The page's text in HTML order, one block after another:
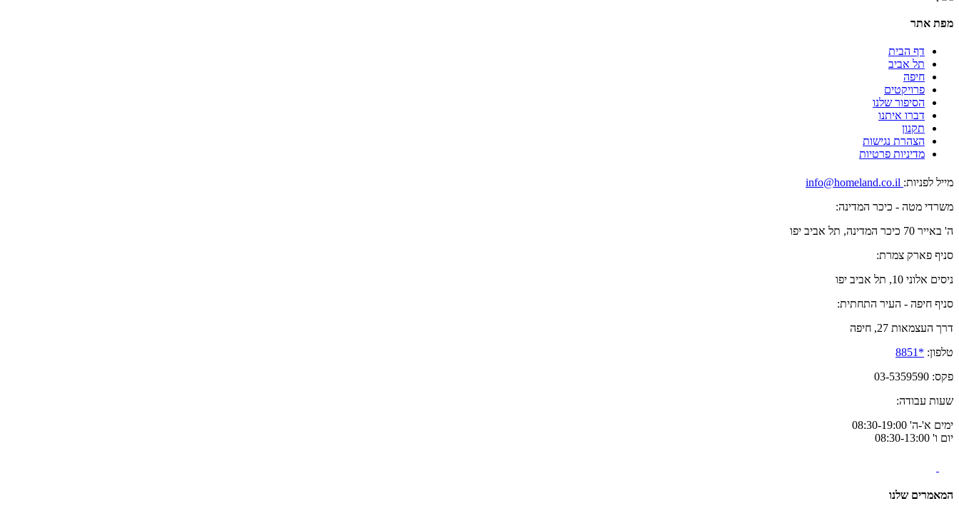
מפת אתר
דף הבית
תל אביב
חיפה
פרויקטים
הסיפור שלנו
דברו איתנו
תקנון
הצהרת נגישות
מדיניות פרטיות
מייל לפניות:
משרדי מטה - כיכר המדינה:
ה' באייר 70 כיכר המדינה, תל אביב יפו
סניף פארק צמרת:
ניסים אלוני 10, תל אביב יפו
סניף חיפה - העיר התחתית:
דרך העצמאות 27, חיפה
טלפון: *8851
פקס: 03-5359590
שעות עבודה:
ימים א'-ה' 08:30-19:00
יום ו' 08:30-13:00
המאמרים שלנו